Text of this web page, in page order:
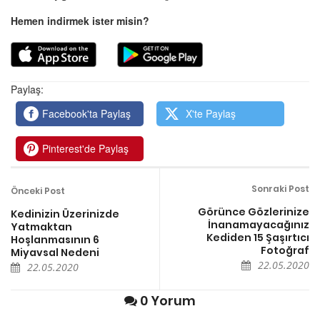
Hemen indirmek ister misin?
Paylaş:
Facebook'ta Paylaş
X'te Paylaş
Pinterest'de Paylaş
Önceki Post
Kedinizin Üzerinizde
Yatmaktan
Hoşlanmasının 6
Miyavsal Nedeni
22.05.2020
Sonraki Post
Görünce Gözlerinize
İnanamayacağınız
Kediden 15 Şaşırtıcı
Fotoğraf
22.05.2020
0 Yorum